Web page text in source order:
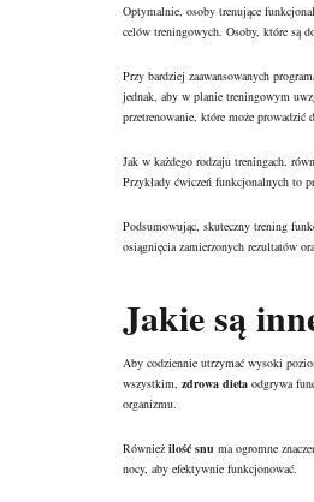
Optymalnie, osoby trenujące
celów treningowych. Osoby, które są
Przy bardziej zaawansowanych
jednak, aby w planie treningowym
przetrenowanie, które może prowadzić
Jak w każdego rodzaju treningach,
Przykłady ćwiczeń funkcjonalnych to
Podsumowując, skuteczny trening
osiągnięcia zamierzonych rezultatów
Jakie są
Aby codziennie utrzymać wysoki
wszystkim, zdrowa dieta odgrywa
organizmu.
Również ilość snu ma ogromne
nocy, aby efektywnie funkcjonować.